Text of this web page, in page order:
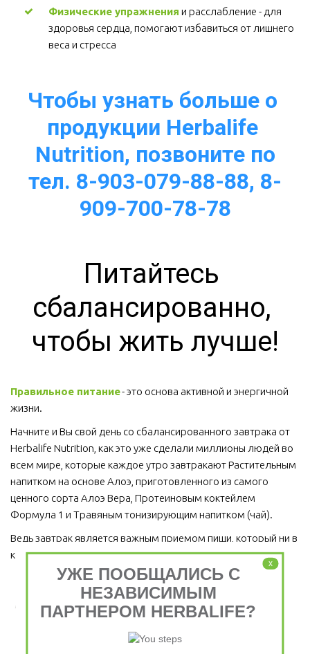
Физические упражнения и расслабление - для
здоровья сердца, помогают избавиться от лишнего
веса и стресса
Чтобы узнать больше о
продукции Herbalife
Nutrition, позвоните по
тел. 8-903-079-88-88, 8-
909-700-78-78
Питайтесь
сбалансированно,
чтобы жить лучше!
Правильное питание - это основа активной и энергичной
жизни.
Начните и Вы свой день со сбалансированного завтрака от
Herbalife Nutrition, как это уже сделали миллионы людей во
всем мире, которые каждое утро завтракают Растительным
напитком на основе Алоэ, приготовленного из самого
ценного сорта Алоэ Вера, Протеиновым коктейлем
Формула 1 и Травяным тонизирующим напитком (чай).
Ведь завтрак является важным приемом пищи, который ни в
коем случае пропускать нельзя!
Завтрак съешь сам, обед раздели с другом, ужин
отдай врагу
x
УЖЕ ПООБЩАЛИСЬ С
НЕЗАВИСИМЫМ
ПАРТНЕРОМ HERBALIFE?